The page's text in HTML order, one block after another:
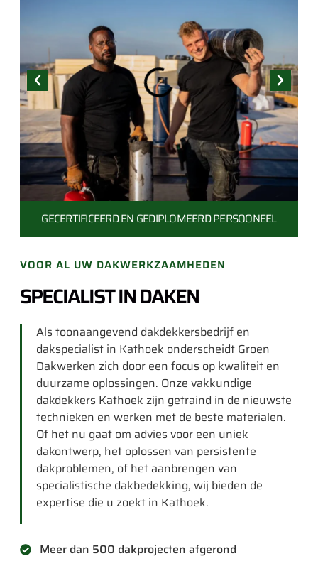
GECERTIFICEERD EN GEDIPLOMEERD PERSOONEEL
VOOR AL UW DAKWERKZAAMHEDEN
SPECIALIST IN DAKEN
Als toonaangevend dakdekkersbedrijf en
dakspecialist in Kathoek onderscheidt Groen
Dakwerken zich door een focus op kwaliteit en
duurzame oplossingen. Onze vakkundige
dakdekkers Kathoek zijn getraind in de nieuwste
technieken en werken met de beste materialen.
Of het nu gaat om advies voor een uniek
dakontwerp, het oplossen van persistente
dakproblemen, of het aanbrengen van
specialistische dakbedekking, wij bieden de
expertise die u zoekt in Kathoek.
Meer dan 500 dakprojecten afgerond